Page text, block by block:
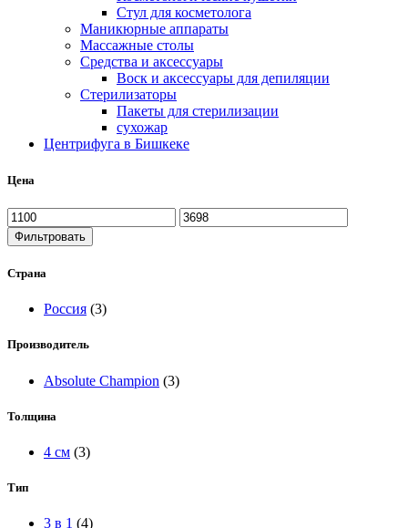
Стул для косметолога
Маникюрные аппараты
Массажные столы
Средства и аксессуары
Воск и аксессуары для депиляции
Стерилизаторы
Пакеты для стерилизации
сухожар
Центрифуга в Бишкеке
Цена
Фильтровать
Страна
Россия (3)
Производитель
Absolute Champion (3)
Толщина
4 см (3)
Тип
3 в 1 (4)